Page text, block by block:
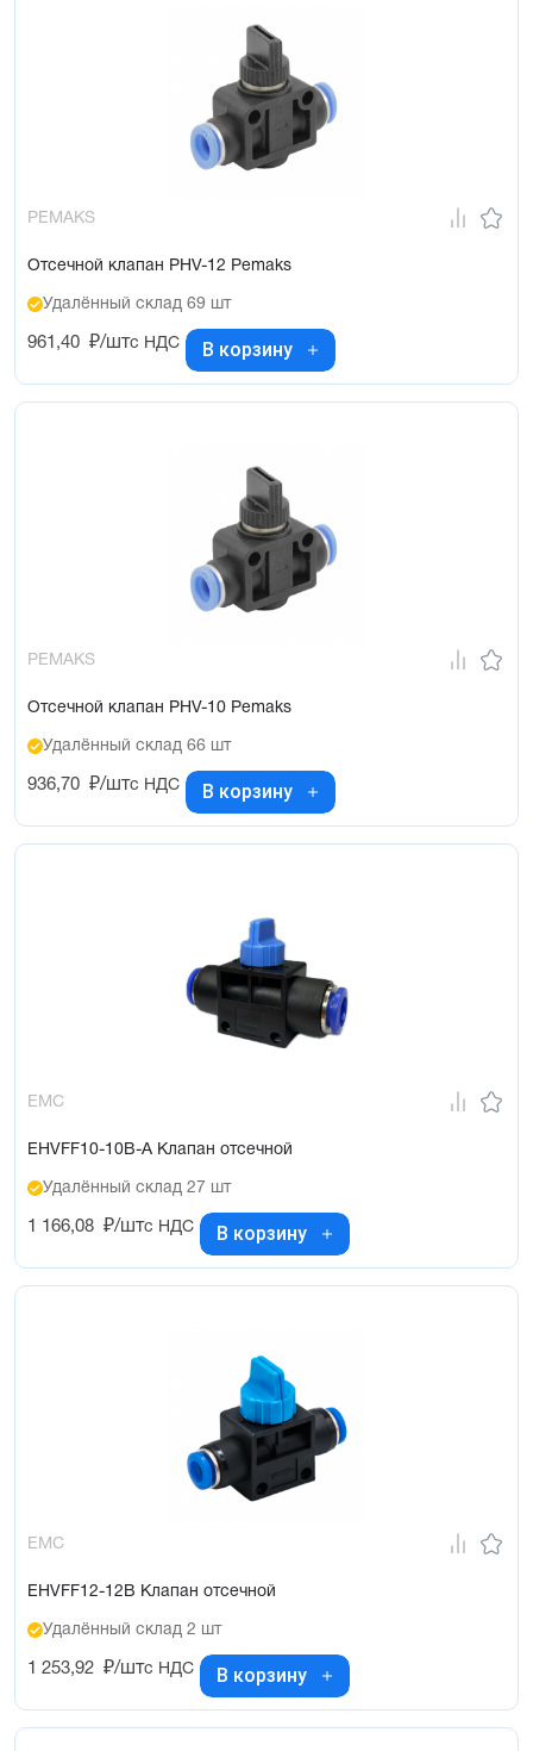
PEMAKS
Отсечной клапан PHV-12 Pemaks
Удалённый склад 69 шт
961,40 ₽/штс НДС В корзину
PEMAKS
Отсечной клапан PHV-10 Pemaks
Удалённый склад 66 шт
936,70 ₽/штс НДС В корзину
EMC
EHVFF10-10B-A Клапан отсечной
Удалённый склад 27 шт
1 166,08 ₽/штс НДС В корзину
EMC
EHVFF12-12B Клапан отсечной
Удалённый склад 2 шт
1 253,92 ₽/штс НДС В корзину